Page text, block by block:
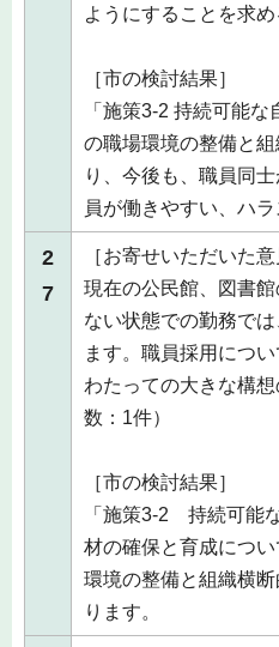
ようにすることを求め
［市の検討結果］
「施策3-2 持続可能
の職場環境の整備と
り、今後も、職員同
員が働きやすい、ハ
2
7
［お寄せいただいた意
現在の公民館、図書
ない状態での勤務で
ます。職員採用につ
わたっての大きな構
数：1件）
［市の検討結果］
「施策3-2 持続可能
材の確保と育成につ
環境の整備と組織横
ります。